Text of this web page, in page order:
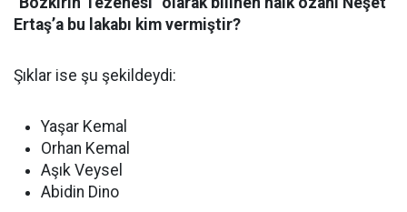
Ertaş’a bu lakabı kim vermiştir?
Şıklar ise şu şekildeydi:
Yaşar Kemal
Orhan Kemal
Aşık Veysel
Abidin Dino